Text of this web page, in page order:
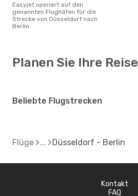
Easyjet operiert auf den
genannten Flughäfen für die
Strecke von Düsseldorf nach
Berlin
Planen Sie Ihre Reise
Beliebte Flugstrecken
Flüge Düsseldorf - Berlin
Kontakt
FAQ